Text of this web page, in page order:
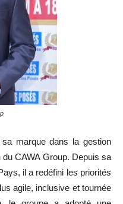
marque dans la gestion
CAWA Group. Depuis sa
il a redéfini les priorités
agile, inclusive et tournée